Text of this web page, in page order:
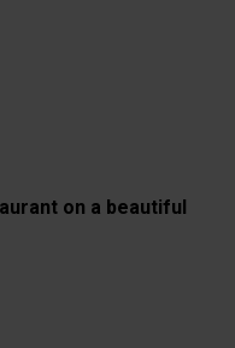
on a beautiful